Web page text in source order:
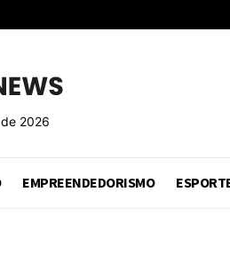
2026
EMPREENDEDORISMO